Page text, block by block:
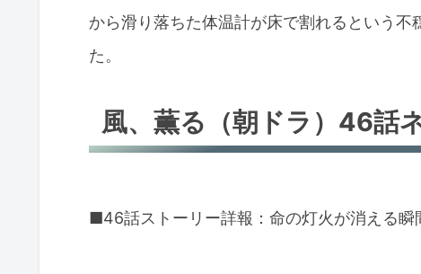
から滑り落ちた体温計が床で割れるという
た。
風、薫る（朝ドラ）46話
■46話ストーリー詳報：命の灯火が消える瞬